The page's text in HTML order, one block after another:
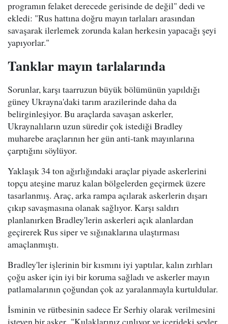
programın felaket derecede gerisinde de değil" dedi ve
ekledi: "Rus hattına doğru mayın tarlaları arasından
savaşarak ilerlemek zorunda kalan herkesin yapacağı şeyi
yapıyorlar."
Tanklar mayın tarlalarında
Sorunlar, karşı taarruzun büyük bölümünün yapıldığı
güney Ukrayna'daki tarım arazilerinde daha da
belirginleşiyor. Bu araçlarda savaşan askerler,
Ukraynalıların uzun süredir çok istediği Bradley
muharebe araçlarının her gün anti-tank mayınlarına
çarptığını söylüyor.
Yaklaşık 34 ton ağırlığındaki araçlar piyade askerlerini
topçu ateşine maruz kalan bölgelerden geçirmek üzere
tasarlanmış. Araç, arka rampa açılarak askerlerin dışarı
çıkıp savaşmasına olanak sağlıyor. Karşı saldırı
planlanırken Bradley'lerin askerleri açık alanlardan
geçirerek Rus siper ve sığınaklarına ulaştırması
amaçlanmıştı.
Bradley'ler işlerinin bir kısmını iyi yaptılar, kalın zırhları
çoğu asker için iyi bir koruma sağladı ve askerler mayın
patlamalarının çoğundan çok az yaralanmayla kurtuldular.
İsminin ve rütbesinin sadece Er Serhiy olarak verilmesini
isteyen bir asker, "Kulaklarınız çınlıyor ve içerideki şeyler